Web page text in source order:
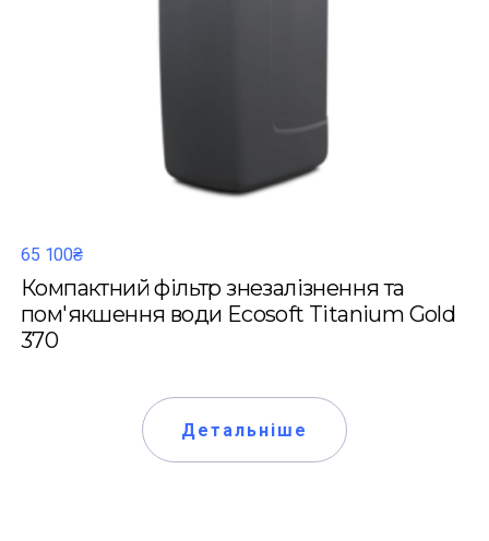
65 100₴
Компактний фільтр знезалізнення та
пом'якшення води Ecosoft Titanium Gold
370
Детальніше